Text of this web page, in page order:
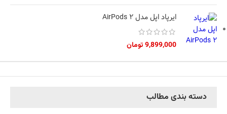
ایرپاد اپل مدل AirPods 2
9,899,000تومان
دسته بندی مطالب